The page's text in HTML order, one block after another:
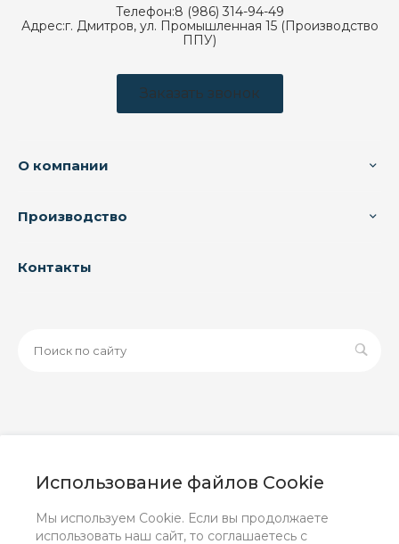
Использование файлов Cookie
Мы используем Cookie. Если вы продолжаете
использовать наш сайт, то соглашаетесь с
Телефон:8 (986) 314-94-49
Адрес:г. Дмитров, ул. Промышленная 15 (Производство
ППУ)
Заказать звонок
О компании
Производство
Контакты
информационный характер и ни при каких условиях не
положениями Статьи 437 (2) ГК РФ.